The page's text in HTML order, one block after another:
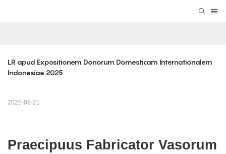
LR apud Expositionem Donorum Domesticam Internationalem
Indonesiae 2025
2025-08-21
Praecipuus Fabricator Vasorum